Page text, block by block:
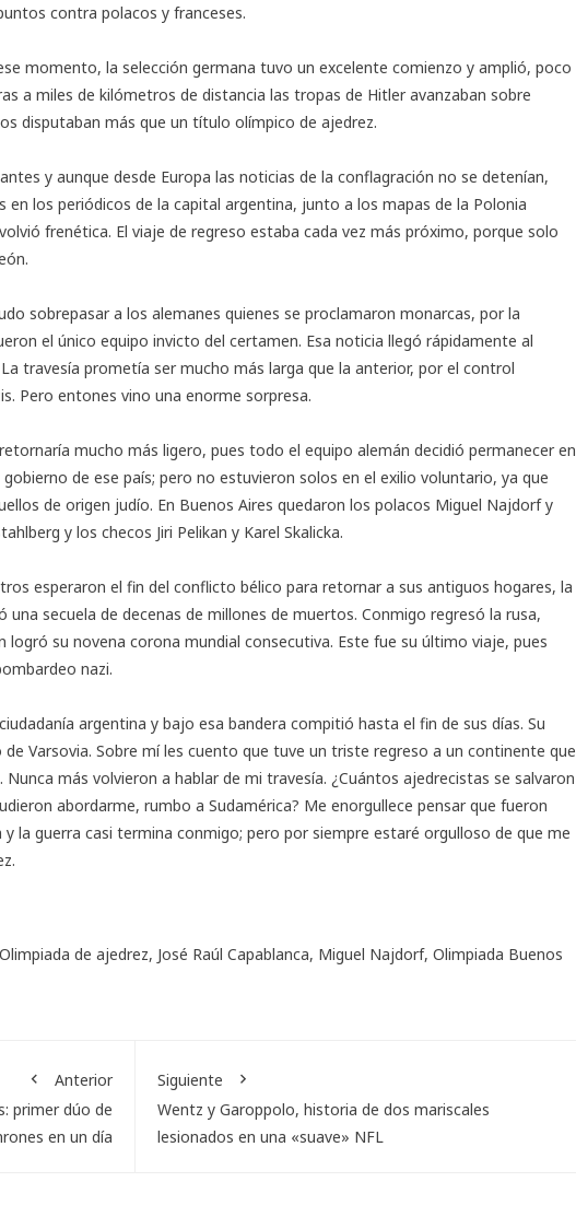
contra polacos y franceses.
momento, la selección germana tuvo un excelente comienzo y amplió, poco
a miles de kilómetros de distancia las tropas de Hitler avanzaban sobre
disputaban más que un título olímpico de ajedrez.
y aunque desde Europa las noticias de la conflagración no se detenían,
los periódicos de la capital argentina, junto a los mapas de la Polonia
frenética. El viaje de regreso estaba cada vez más próximo, porque solo
sobrepasar a los alemanes quienes se proclamaron monarcas, por la
el único equipo invicto del certamen. Esa noticia llegó rápidamente al
travesía prometía ser mucho más larga que la anterior, por el control
Pero entones vino una enorme sorpresa.
mucho más ligero, pues todo el equipo alemán decidió permanecer en
de ese país; pero no estuvieron solos en el exilio voluntario, ya que
de origen judío. En Buenos Aires quedaron los polacos Miguel Najdorfy
y los checos Jiri Pelikan y Karel Skalicka.
esperaron el fin del conflicto bélico para retornar a sus antiguos hogares, la
secuela de decenas de millones de muertos. Conmigo regresó la rusa,
logró su novena corona mundial consecutiva. Este fue su último viaje, pues
nazi.
argentina y bajo esa bandera compitió hasta el fin de sus días. Su
Varsovia. Sobre mí les cuento que tuve un triste regreso a un continente que
más volvieron a hablar de mi travesía. ¿Cuántos ajedrecistas se salvaron
abordarme, rumbo a Sudamérica? Me enorgullece pensar que fueron
la guerra casi termina conmigo; pero por siempre estaré orgulloso de que me
de ajedrez, José Raúl Capablanca, Miguel Najdorf, Olimpiada Buenos
Anterior
primer dúo de
en un día
Siguiente
Wentz y Garoppolo, historia de dos mariscales
lesionados en una «suave» NFL